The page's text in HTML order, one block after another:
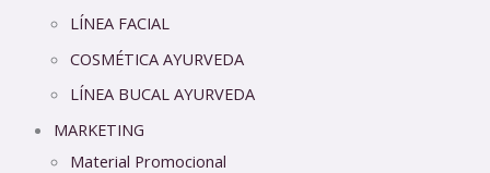
LÍNEA FACIAL
COSMÉTICA AYURVEDA
LÍNEA BUCAL AYURVEDA
MARKETING
Material Promocional